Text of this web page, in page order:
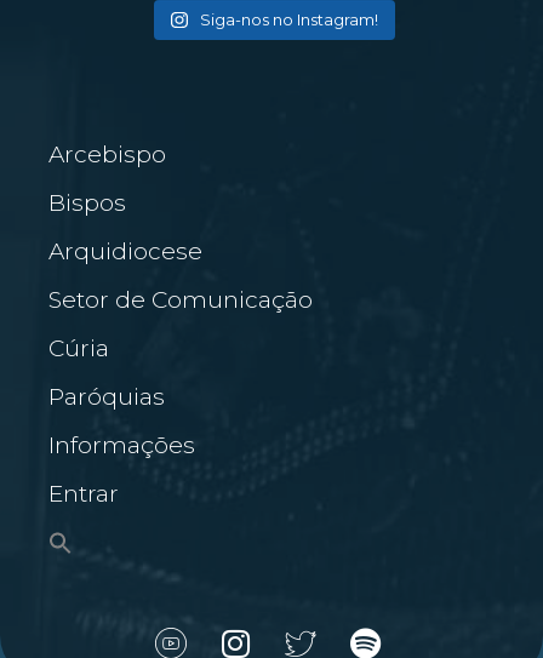
Siga-nos no Instagram!
Arcebispo
Bispos
Arquidiocese
Setor de Comunicação
Cúria
Paróquias
Informações
Entrar